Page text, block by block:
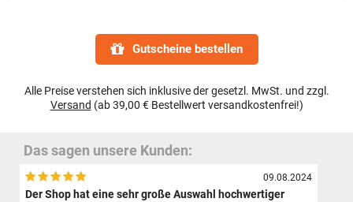
Gutscheine bestellen
Alle Preise verstehen sich inklusive der gesetzl. MwSt. und zzgl.
Versand (ab 39,00 € Bestellwert versandkostenfrei!)
Das sagen unsere Kunden:
09.08.2024
Der Shop hat eine sehr große Auswahl hochwertiger